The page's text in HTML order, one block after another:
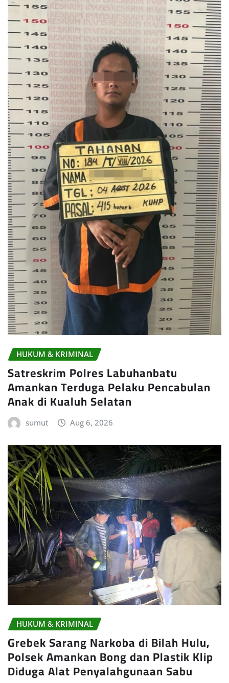
HUKUM & KRIMINAL
Satreskrim Polres Labuhanbatu
Amankan Terduga Pelaku Pencabulan
Anak di Kualuh Selatan
sumut Aug 6, 2026
HUKUM & KRIMINAL
Grebek Sarang Narkoba di Bilah Hulu,
Polsek Amankan Bong dan Plastik Klip
Diduga Alat Penyalahgunaan Sabu